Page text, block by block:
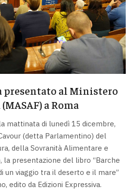
presentato al Ministero
a Roma
mattinata di lunedì 15 dicembre,
(detta Parlamentino) del
della Sovranità Alimentare e
la presentazione del libro “Barche
un viaggio tra il deserto e il mare”
edito da Edizioni Expressiva.